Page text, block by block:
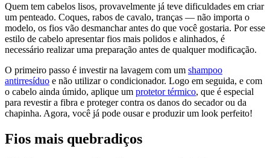
Quem tem cabelos lisos, provavelmente já teve dificuldades em criar
um penteado. Coques, rabos de cavalo, tranças — não importa o
modelo, os fios vão desmanchar antes do que você gostaria. Por esse
estilo de cabelo apresentar fios mais polidos e alinhados, é
necessário realizar uma preparação antes de qualquer modificação.
O primeiro passo é investir na lavagem com um shampoo
antirresíduo e não utilizar o condicionador. Logo em seguida, e com
o cabelo ainda úmido, aplique um protetor térmico, que é especial
para revestir a fibra e proteger contra os danos do secador ou da
chapinha. Agora, você já pode ousar e produzir um look perfeito!
Fios mais quebradiços